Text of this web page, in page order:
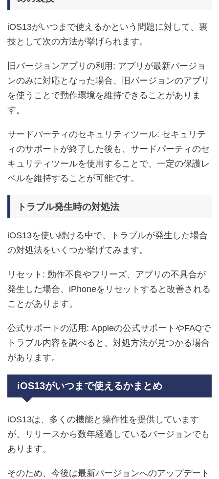
iOS13がいつまで使えるかという問題に対して、裏
技として次の方法が挙げられます。
旧バージョンアプリの利用: アプリが最新バージョ
ンのみに対応となった場合、旧バージョンのアプリ
を使うことで動作環境を維持できることがありま
す。
サードパーティのセキュリティツール: セキュリテ
ィのサポートが終了した後も、サードパーティのセ
キュリティツールを使用することで、一定の保護レ
ベルを維持することが可能です。
トラブル発生時の対処法
iOS13を使い続ける中で、トラブルが発生した場合
の対処法をいくつか挙げてみます。
リセット: 動作不良やフリーズ、アプリの不具合が
発生した場合、iPhoneをリセットすると改善される
ことがあります。
公式サポートの活用: Appleの公式サポートやFAQで
トラブル内容を調べると、対処方法が見つかる場合
があります。
iOS13がいつまで使えるかまとめ
iOS13は、多くの機能と操作性を提供しています
が、リリースから数年経過しているバージョンでも
あります。
そのため、今後は最新バージョンへのアップデート